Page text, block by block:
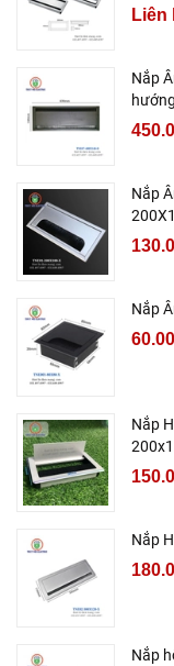
Liên
Nắp
Nắp
Nắp
Nắp
Nắp
Nắp